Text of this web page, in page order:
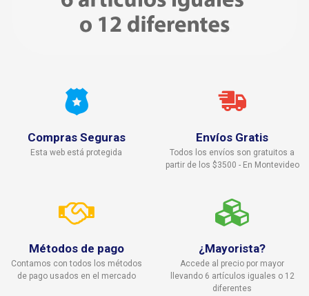
Compras Seguras
Esta web está protegida
Envíos Gratis
Todos los envíos son gratuitos a
partir de los $3500 - En Montevideo
Métodos de pago
Contamos con todos los métodos
de pago usados en el mercado
¿Mayorista?
Accede al precio por mayor
llevando 6 artículos iguales o 12
diferentes